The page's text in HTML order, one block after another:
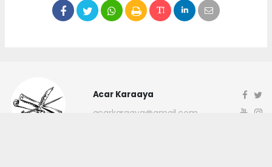
Acar Karaaya
acarkaraaya@gmail.com